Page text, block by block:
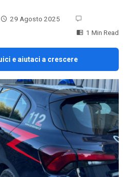
29 Agosto 2025
1 Min Read
e aiutaci a crescere